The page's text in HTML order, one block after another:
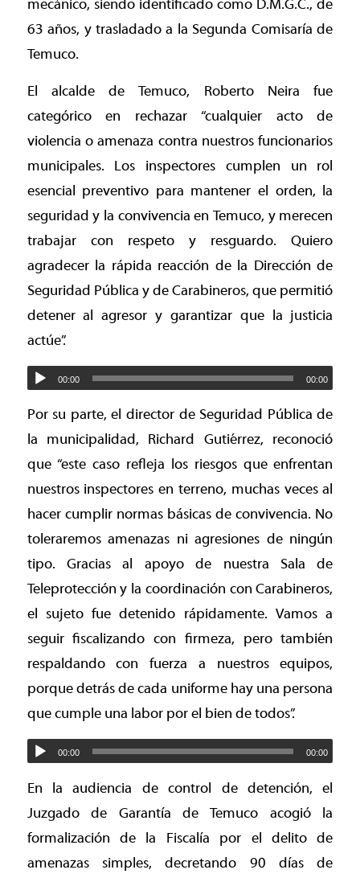
mecánico, siendo identificado como D.M.G.C., de
63 años, y trasladado a la Segunda Comisaría de
Temuco.
El alcalde de Temuco, Roberto Neira fue
categórico en rechazar “cualquier acto de
violencia o amenaza contra nuestros funcionarios
municipales. Los inspectores cumplen un rol
esencial preventivo para mantener el orden, la
seguridad y la convivencia en Temuco, y merecen
trabajar con respeto y resguardo. Quiero
agradecer la rápida reacción de la Dirección de
Seguridad Pública y de Carabineros, que permitió
detener al agresor y garantizar que la justicia
actúe”.
00:00 00:00
Por su parte, el director de Seguridad Pública de
la municipalidad, Richard Gutiérrez, reconoció
que “este caso refleja los riesgos que enfrentan
nuestros inspectores en terreno, muchas veces al
hacer cumplir normas básicas de convivencia. No
toleraremos amenazas ni agresiones de ningún
tipo. Gracias al apoyo de nuestra Sala de
Teleprotección y la coordinación con Carabineros,
el sujeto fue detenido rápidamente. Vamos a
seguir fiscalizando con firmeza, pero también
respaldando con fuerza a nuestros equipos,
porque detrás de cada uniforme hay una persona
que cumple una labor por el bien de todos”.
00:00 00:00
En la audiencia de control de detención, el
Juzgado de Garantía de Temuco acogió la
formalización de la Fiscalía por el delito de
amenazas simples, decretando 90 días de